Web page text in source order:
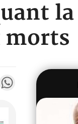
la
morts
MessengerWhatsApp